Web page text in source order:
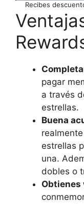
Recibes
pagar
a través
estrellas.
Buena
estrellas
una.
dobles o
Obtienes